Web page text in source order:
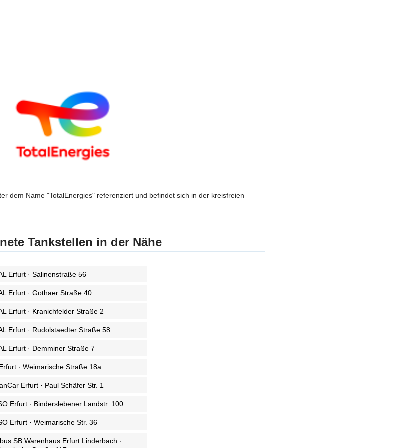
dem Name "TotalEnergies" referenziert und befindet sich in der kreisfreien
Tankstellen in der Nähe
Erfurt · Salinenstraße 56
Erfurt · Gothaer Straße 40
Erfurt · Kranichfelder Straße 2
Erfurt · Rudolstaedter Straße 58
Erfurt · Demminer Straße 7
· Weimarische Straße 18a
Erfurt · Paul Schäfer Str. 1
Erfurt · Binderslebener Landstr. 100
Erfurt · Weimarische Str. 36
SB Warenhaus Erfurt Linderbach ·